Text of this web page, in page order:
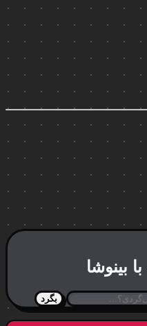
با بینوشا
بگرد